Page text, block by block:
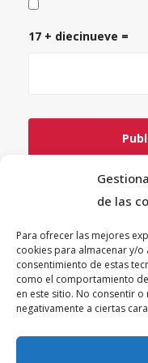
de las
Para ofrecer las mejores
cookies para almacenar y/
consentimiento de estas
como el comportamiento
en este sitio. No consentir
negativamente a ciertas
17 + diecinueve =
© PLATAFORMA